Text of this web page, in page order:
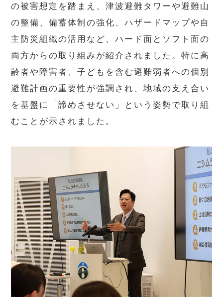
の被害想定を踏まえ、津波避難タワーや避難山
の整備、備蓄体制の強化、ハザードマップや自
主防災組織の活用など、ハード面とソフト面の
両方からの取り組みが紹介されました。特に高
齢者や障害者、子どもを含む避難弱者への個別
避難計画の重要性が強調され、地域の支え合い
を基盤に「諦めさせない」という姿勢で取り組
むことが示されました。